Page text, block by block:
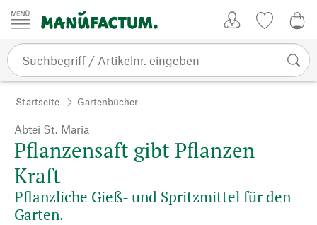
Zum Inhalt springen
Startseite Gartenbücher
Abtei St. Maria
Pflanzensaft gibt Pflanzen
Kraft
Pflanzliche Gieß- und Spritzmittel für den
Garten.